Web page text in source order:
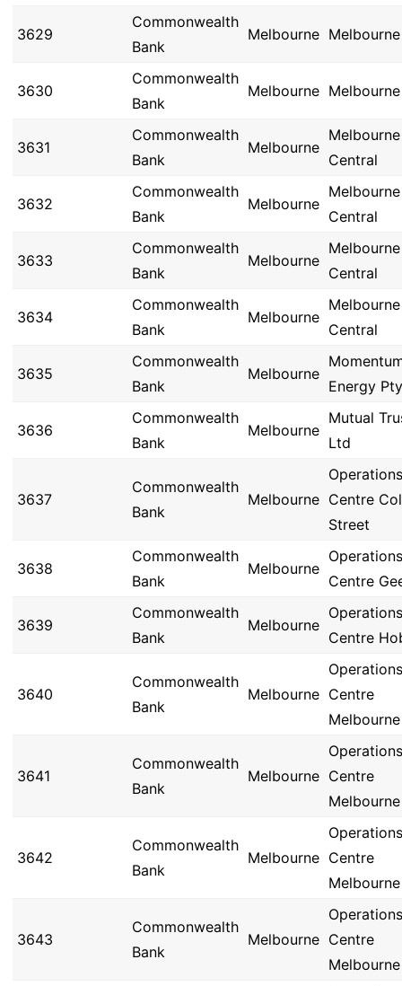
3629
Commonwealth
Bank
Melbourne Melbourne
3630
Commonwealth
Bank
Melbourne Melbourne
3631
Commonwealth
Bank
Melbourne
Melbourne
Central
3632
Commonwealth
Bank
Melbourne
Melbourne
Central
3633
Commonwealth
Bank
Melbourne
Melbourne
Central
3634
Commonwealth
Bank
Melbourne
Melbourne
Central
3635
Commonwealth
Bank
Melbourne
Energy
3636
Commonwealth
Bank
Melbourne
Mutual
Ltd
3637
Commonwealth
Bank
Melbourne
Operations
Centre
Street
3638
Commonwealth
Bank
Melbourne
Operations
Centre
3639
Commonwealth
Bank
Melbourne
Operations
Centre
3640
Commonwealth
Bank
Melbourne
Operations
Centre
Melbourne
3641
Commonwealth
Bank
Melbourne
Operations
Centre
Melbourne
3642
Commonwealth
Bank
Melbourne
Operations
Centre
Melbourne
3643
Commonwealth
Bank
Melbourne
Operations
Centre
Melbourne